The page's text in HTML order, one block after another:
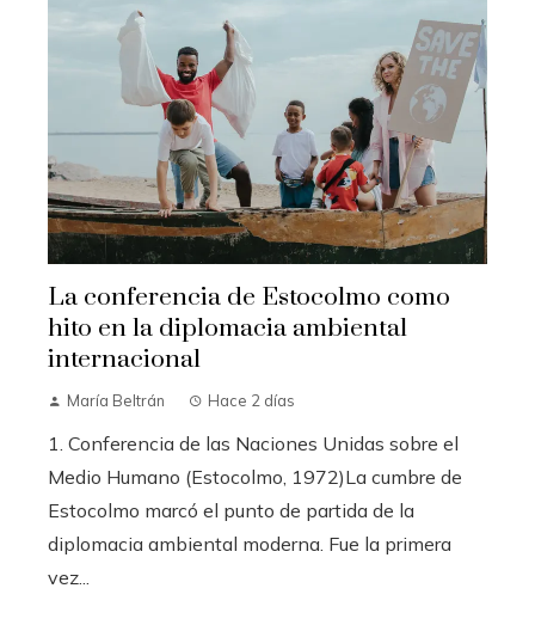
La conferencia de Estocolmo como
hito en la diplomacia ambiental
internacional
María Beltrán Hace 2 días
1. Conferencia de las Naciones Unidas sobre el
Medio Humano (Estocolmo, 1972)La cumbre de
Estocolmo marcó el punto de partida de la
diplomacia ambiental moderna. Fue la primera
vez...